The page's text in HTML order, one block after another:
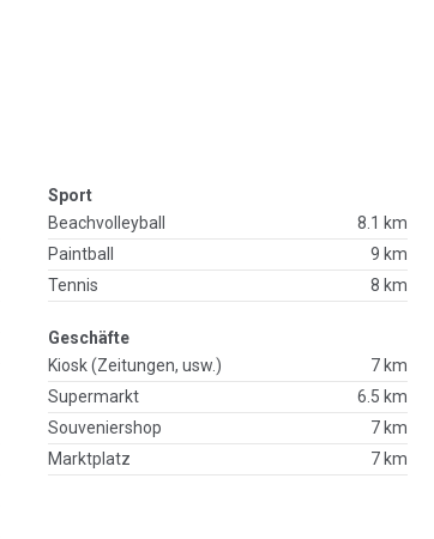
Sport
Beachvolleyball
8.1 km
Paintball
9 km
Tennis
8 km
Geschäfte
Kiosk (Zeitungen, usw.)
7 km
Supermarkt
6.5 km
Souveniershop
7 km
Marktplatz
7 km